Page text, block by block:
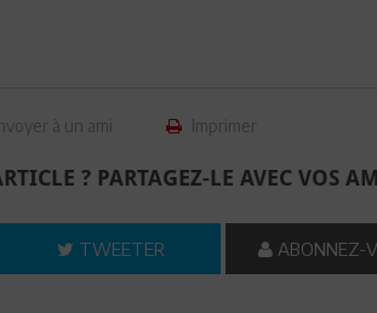
à un ami Imprimer
? PARTAGEZ-LE AVEC VOS
TWEETER ABONNEZ-